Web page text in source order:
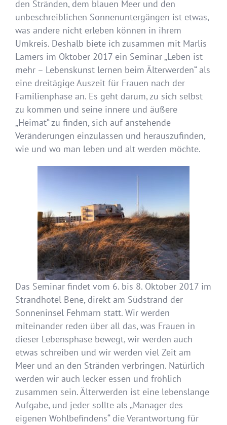
den Stränden, dem blauen Meer und den
unbeschreiblichen Sonnenuntergängen ist etwas,
was andere nicht erleben können in ihrem
Umkreis. Deshalb biete ich zusammen mit Marlis
Lamers im Oktober 2017 ein Seminar „Leben ist
mehr – Lebenskunst lernen beim Älterwerden“ als
eine dreitägige Auszeit für Frauen nach der
Familienphase an. Es geht darum, zu sich selbst
zu kommen und seine innere und äußere
„Heimat“ zu finden, sich auf anstehende
Veränderungen einzulassen und herauszufinden,
wie und wo man leben und alt werden möchte.
Das Seminar findet vom 6. bis 8. Oktober 2017 im
Strandhotel Bene, direkt am Südstrand der
Sonneninsel Fehmarn statt. Wir werden
miteinander reden über all das, was Frauen in
dieser Lebensphase bewegt, wir werden auch
etwas schreiben und wir werden viel Zeit am
Meer und an den Stränden verbringen. Natürlich
werden wir auch lecker essen und fröhlich
zusammen sein. Älterwerden ist eine lebenslange
Aufgabe, und jeder sollte als „Manager des
eigenen Wohlbefindens“ die Verantwortung für